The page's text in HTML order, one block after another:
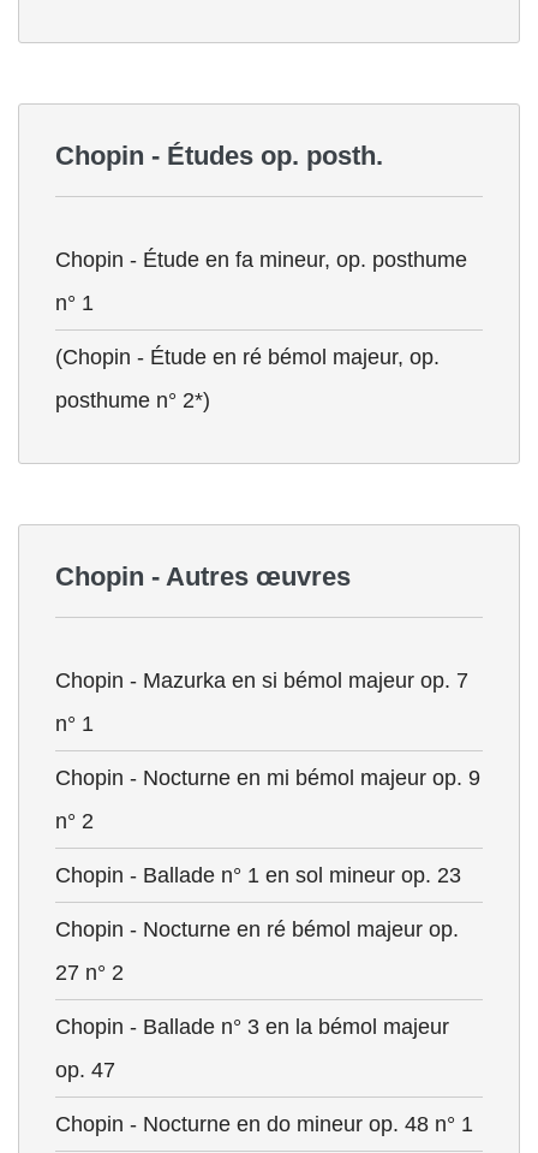
Chopin - Études op. posth.
Chopin - Étude en fa mineur, op. posthume
n° 1
(Chopin - Étude en ré bémol majeur, op.
posthume n° 2*)
Chopin - Autres œuvres
Chopin - Mazurka en si bémol majeur op. 7
n° 1
Chopin - Nocturne en mi bémol majeur op. 9
n° 2
Chopin - Ballade n° 1 en sol mineur op. 23
Chopin - Nocturne en ré bémol majeur op.
27 n° 2
Chopin - Ballade n° 3 en la bémol majeur
op. 47
Chopin - Nocturne en do mineur op. 48 n° 1